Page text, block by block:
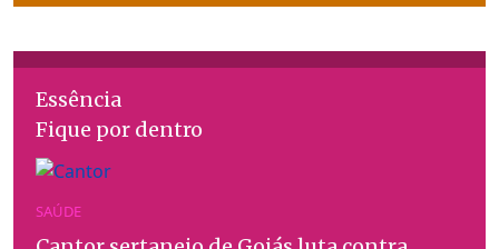
Essência
Fique por dentro
SAÚDE